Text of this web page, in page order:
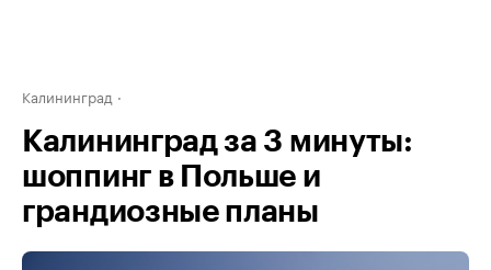
Калининград
Калининград за 3 минуты:
шоппинг в Польше и
грандиозные планы